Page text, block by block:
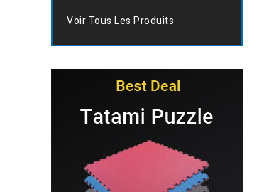
Voir Tous Les Produits